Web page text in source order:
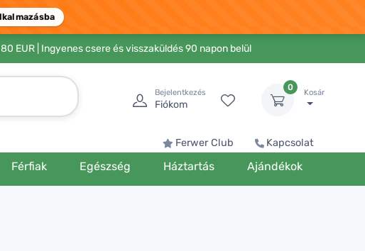
EUR | Ingyenes csere és visszaküldés 90 napon belül
Bejelentkezés
Fiókom
0
Kosár
Ferwer Club Kapcsolat
Férfiak Egészség Háztartás Ajándékok